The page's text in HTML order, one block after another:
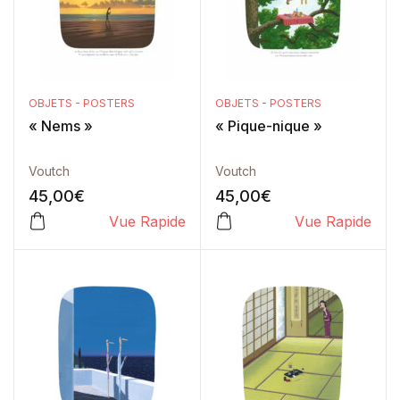
OBJETS - POSTERS
« Nems »
Voutch
45,00€
Vue Rapide
OBJETS - POSTERS
« Pique-nique »
Voutch
45,00€
Vue Rapide